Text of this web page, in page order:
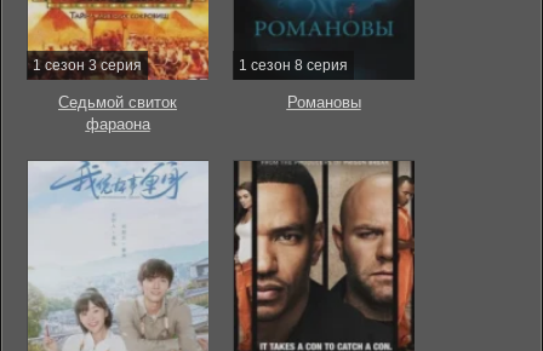
1 сезон 3 серия
Седьмой свиток
фараона
1 сезон 8 серия
Романовы